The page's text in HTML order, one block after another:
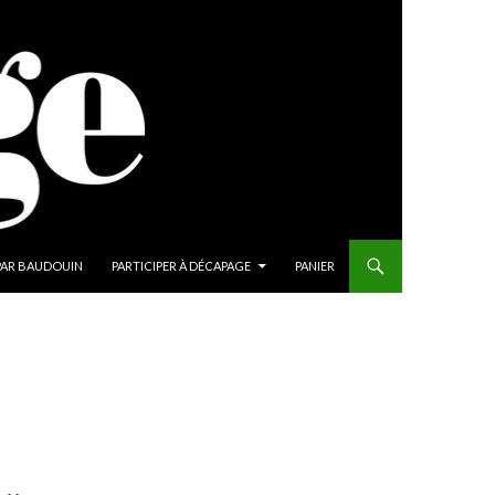
BAUDOUIN PARTICIPER À DÉCAPAGE PANIER